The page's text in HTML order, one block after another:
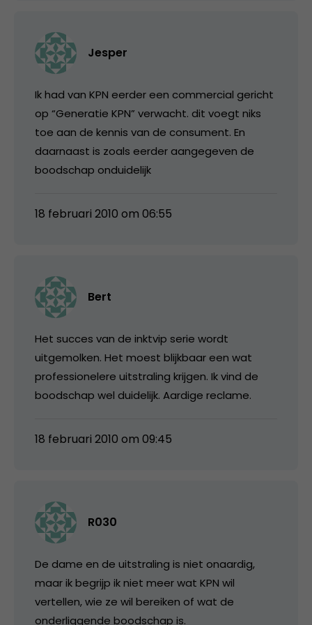
Jesper
Ik had van KPN eerder een commercial gericht
op “Generatie KPN” verwacht. dit voegt niks
toe aan de kennis van de consument. En
daarnaast is zoals eerder aangegeven de
boodschap onduidelijk
18 februari 2010 om 06:55
Bert
Het succes van de inktvip serie wordt
uitgemolken. Het moest blijkbaar een wat
professionelere uitstraling krijgen. Ik vind de
boodschap wel duidelijk. Aardige reclame.
18 februari 2010 om 09:45
R030
De dame en de uitstraling is niet onaardig,
maar ik begrijp ik niet meer wat KPN wil
vertellen, wie ze wil bereiken of wat de
onderliggende boodschap is.